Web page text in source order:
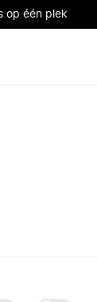
op één plek